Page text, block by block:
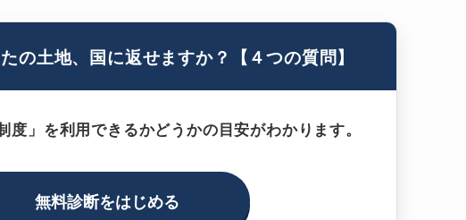
の土地、国に返せますか？【４つの質問】
度」を利用できるかどうかの目安がわかります。
無料診断をはじめる